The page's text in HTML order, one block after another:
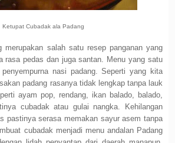
Ketupat Cubadak ala Padang
merupakan salah satu resep panganan yang
rasa pedas dan juga santan. Menu yang satu
nasi padang. Seperti yang kita
padang rasanya tidak lengkap tanpa lauk
ayam pop, rendang, ikan balado, balado,
cubadak atau gulai nangka. Kehilangan
pastinya serasa memakan sayur asem tanpa
cubadak menjadi menu andalan Padang